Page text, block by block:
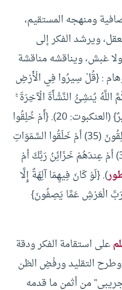
ومنهجه المستقيم،
ويرشد الفكر إلى
غبش، ويناقشه مناقشة
: {قُلْ سِيرُوا فِي الْأَرْضِ
اللَّهُ يُنشِئُ النَّشْأَةَ الْآخِرَةَ
إِنَّ اللَّهَ عَلَىٰ كُلِّ شَيْءٍ قَدِيرٌ} (العنكبوت: 20). {أَمْ خُلِقُوا
مِنْ غَيْرِ شَيْءٍ أَمْ هُمُ الْخَالِقُونَ (35) أمْ خَلَقُوا السَّمَوَاتِ
والأرْضَ بَل لَّا يُوقِنُونَ (36) أمْ عِندَهُمْ خَزَائِنُ رَبِّكَ أمْ
). {لَوْ كَانَ فِيهِمَا آلِهَةٌ إِلَّا
رَبِّ الْعَرْشِ عَمَّا يَصِفُونَ}
على استقامة الفكر ودقة
وطرح التقليد ورفْضِ الظن
من أثمن ما قدمه